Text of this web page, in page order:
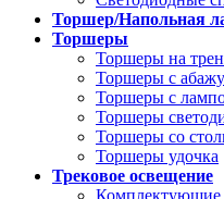
Торшер/Напольная
Торшеры
Торшеры на
Торшеры с
Торшеры с
Торшеры
Торшеры со
Торшеры удочка
Трековое освещение
Комплектующие